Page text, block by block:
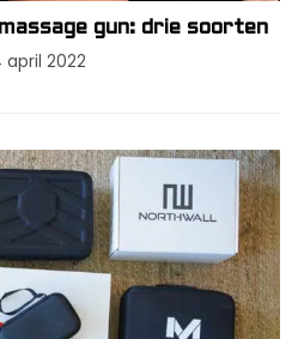
gun: drie soorten
april 2022